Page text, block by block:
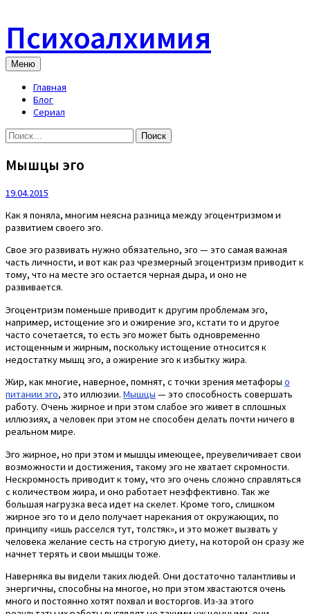
content
Психоалхимия
Меню
Главная
Блог
Сериал
Найти:
Мышцы эго
19.04.2015
Как я поняла, многим неясна разница между эгоцентризмом и
развитием своего эго.
Свое эго развивать нужно обязательно, эго — это самая важная
часть личности, и вот как раз чрезмерный эгоцентризм приводит к
тому, что на месте эго остается черная дыра, и оно не
развивается.
Эгоцентризм поменьше приводит к другим проблемам эго,
например, истощение эго и ожирение эго, кстати то и другое
часто сочетается, то есть эго может быть одновременно
истощенным и жирным, поскольку истощение относится к
недостатку мышц эго, а ожирение эго к избытку жира.
Жир, как многие, наверное, помнят, с точки зрения метафоры о
питании эго, это иллюзии. Мышцы — это способность совершать
работу. Очень жирное и при этом слабое эго живет в сплошных
иллюзиях, а человек при этом не способен делать почти ничего в
реальном мире.
Эго жирное, но при этом и мышцы имеющее, преувеличивает свои
возможности и достижения, такому эго не хватает скромности.
Нескромность приводит к тому, что эго очень сложно справляться
с количеством жира, и оно работает неэффективно. Так же
большая нагрузка веса идет на скелет. Кроме того, слишком
жирное эго то и дело получает нарекания от окружающих, по
принципу «ишь расселся тут, толстяк», и это может вызвать у
человека желание сесть на строгую диету, на которой он сразу же
начнет терять и свои мышцы тоже.
Наверняка вы видели таких людей. Они достаточно талантливы и
энергичны, способны на многое, но при этом хвастаются очень
много и постоянно хотят похвал и восторгов. Из-за этого